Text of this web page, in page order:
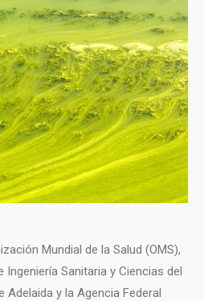
Mundial de la Salud (OMS),
Sanitaria y Ciencias del
Adelaida y la Agencia Federal